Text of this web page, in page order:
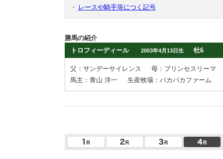
・
レースや騎手等につく記号
勝馬の紹介
トロフィーディール
2003年4月13日生 牡6
父：サンデーサイレンス
母：プリンセスリーマ
馬主：青山 洋一
生産牧場：パカパカファーム